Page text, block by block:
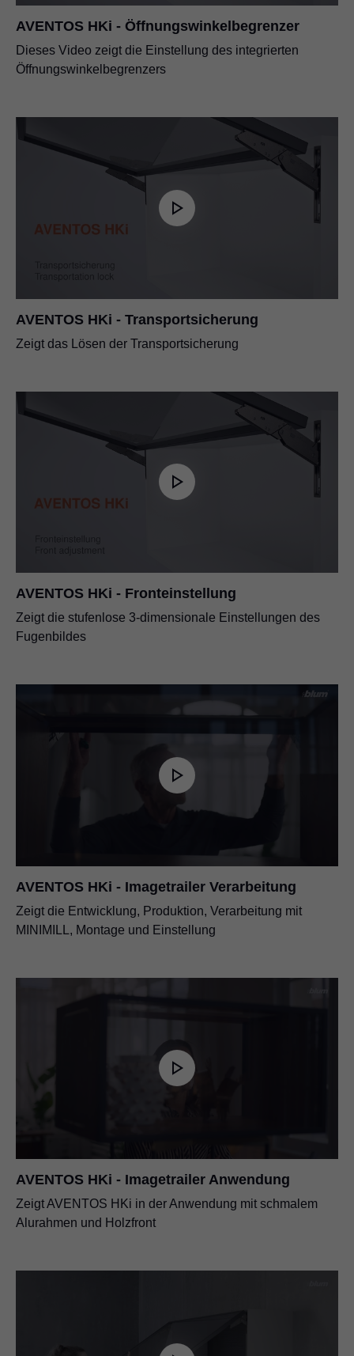
AVENTOS HKi - Öffnungswinkelbegrenzer
Dieses Video zeigt die Einstellung des integrierten
Öffnungswinkelbegrenzers
AVENTOS HKi - Transportsicherung
Zeigt das Lösen der Transportsicherung
AVENTOS HKi - Fronteinstellung
Zeigt die stufenlose 3-dimensionale Einstellungen des
Fugenbildes
AVENTOS HKi - Imagetrailer Verarbeitung
Zeigt die Entwicklung, Produktion, Verarbeitung mit
MINIMILL, Montage und Einstellung
AVENTOS HKi - Imagetrailer Anwendung
Zeigt AVENTOS HKi in der Anwendung mit schmalem
Alurahmen und Holzfront